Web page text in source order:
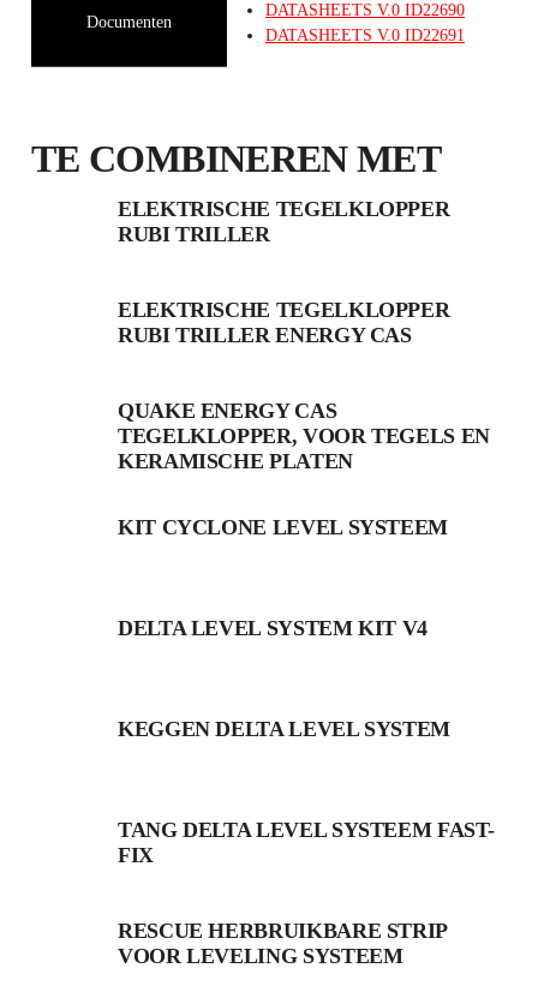
Documenten
DATASHEETS V.0 ID22690
DATASHEETS V.0 ID22691
TE COMBINEREN MET
ELEKTRISCHE TEGELKLOPPER
RUBI TRILLER
ELEKTRISCHE TEGELKLOPPER
RUBI TRILLER ENERGY CAS
QUAKE ENERGY CAS
TEGELKLOPPER, VOOR TEGELS EN
KERAMISCHE PLATEN
KIT CYCLONE LEVEL SYSTEEM
DELTA LEVEL SYSTEM KIT V4
KEGGEN DELTA LEVEL SYSTEM
TANG DELTA LEVEL SYSTEEM FAST-
FIX
RESCUE HERBRUIKBARE STRIP
VOOR LEVELING SYSTEEM